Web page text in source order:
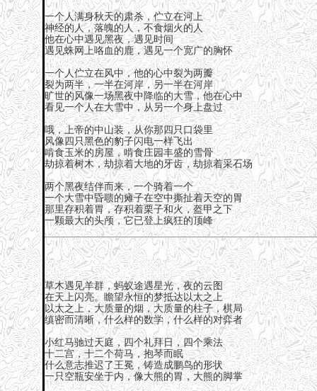
一个人满身秋天的肃杀，伫立在河上
神经的人，落魄的人，不食烟火的人
他在心中遇见黑夜，遇见时间
遇见蛛网上咯血的鹿，遇见一个宽广的胸怀
一个人伫立在风中，他的心中裂为两瓣
裂为两半，一半在河岸，另一半在河岸
旷世的风像一场黑夜中降临的大雪，他在心中
看见一个人在大雪中，从另一个身上盘过
哦，上帝的中山装，从你那四只口袋里
风像四只黑色的豹子闪电一样飞出
啃食玉米的房屋，啃食庄园丰盛的雪骨
劫掠着树木，劫掠着大地的牙齿，劫掠着采石场
两个黑夜结伴而来，一个骑着一个
一个大雪中昏聩的瘫子在空中撕扯着天空的胃
那里存积着胃，存积着栗子和火，盔甲之下
一颗最大的头颅，它已登上疯狂的顶峰
草木遇见羊群，蚂蚁途遇星光，夜的云图
在天上闪亮。瞻望永恒的梦抵达以太之上
以太之上，大质量的烟，大质量的柱子，棋局
缜密而清晰，什么样的数学，什么样的对弈者
小红马驰过天庭，四个礼拜日，四个乘法
十二宫，十二个荷马，抱琴而眠
什么意志推迟了王冕，铸造成鹏鸟的形状
一只空瓶安坐于内，像大熊的胃，大熊的脚掌